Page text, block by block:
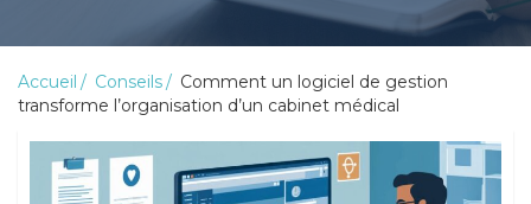
Conseils
Accueil Conseils
Comment un logiciel de gestion
transforme l’organisation d’un cabinet médical